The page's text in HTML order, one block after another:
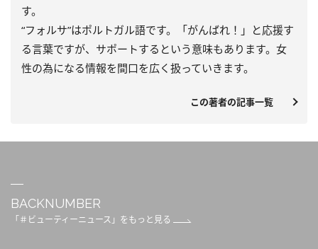
す。
“フォルサ”はポルトガル語です。「がんばれ！」と応援す
る言葉ですが、サポートするという意味もあります。女
性の為になる情報を間口を広く扱っていきます。
この著者の記事一覧
BACKNUMBER
「＃ビューティーニュース」をもっと見る